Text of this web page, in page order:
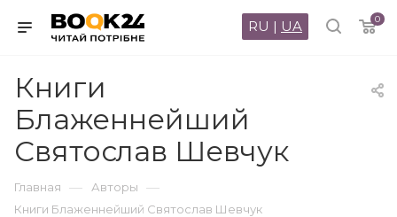
0
RU | UA
Книги
Блаженнейший
Святослав Шевчук
Главная — Авторы —
Книги Блаженнейший Святослав Шевчук